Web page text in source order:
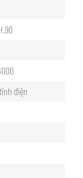
điện